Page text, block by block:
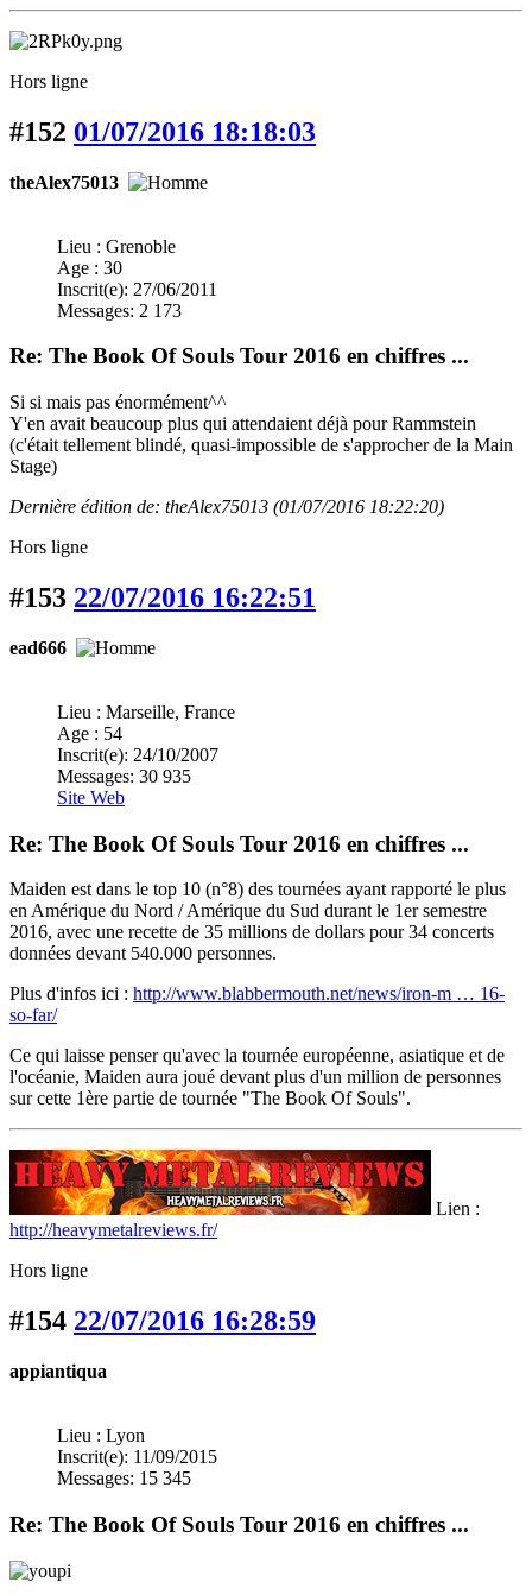
Hors ligne
#152 01/07/2016 18:18:03
theAlex75013
Lieu : Grenoble
Age : 30
Inscrit(e): 27/06/2011
Messages: 2 173
Re: The Book Of Souls Tour 2016 en chiffres ...
Si si mais pas énormément^^
Y'en avait beaucoup plus qui attendaient déjà pour Rammstein
(c'était tellement blindé, quasi-impossible de s'approcher de la Main
Stage)
Dernière édition de: theAlex75013 (01/07/2016 18:22:20)
Hors ligne
#153 22/07/2016 16:22:51
ead666
Lieu : Marseille, France
Age : 54
Inscrit(e): 24/10/2007
Messages: 30 935
Site Web
Re: The Book Of Souls Tour 2016 en chiffres ...
Maiden est dans le top 10 (n°8) des tournées ayant rapporté le plus
en Amérique du Nord / Amérique du Sud durant le 1er semestre
2016, avec une recette de 35 millions de dollars pour 34 concerts
données devant 540.000 personnes.
Plus d'infos ici : http://www.blabbermouth.net/news/iron-m … 16-
so-far/
Ce qui laisse penser qu'avec la tournée européenne, asiatique et de
l'océanie, Maiden aura joué devant plus d'un million de personnes
sur cette 1ère partie de tournée "The Book Of Souls".
Lien :
http://heavymetalreviews.fr/
Hors ligne
#154 22/07/2016 16:28:59
appiantiqua
Lieu : Lyon
Inscrit(e): 11/09/2015
Messages: 15 345
Re: The Book Of Souls Tour 2016 en chiffres ...